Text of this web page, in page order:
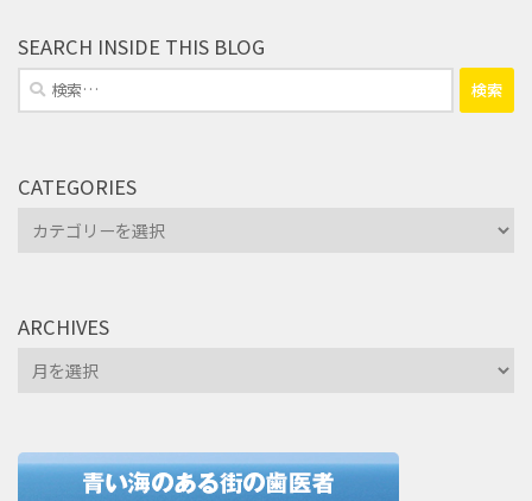
SEARCH INSIDE THIS BLOG
検
索:
CATEGORIES
Categories
ARCHIVES
Archives